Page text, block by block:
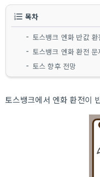
목차
토스뱅크 엔화 반값 환
토스뱅크 엔화 환전 문
토스 향후 전망
토스뱅크에서 엔화 환전이